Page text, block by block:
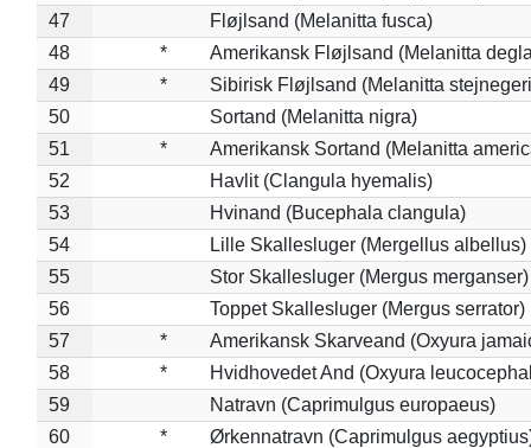
47
Fløjlsand (Melanitta fusca)
48
*
Amerikansk Fløjlsand (Melanitta
49
*
Sibirisk Fløjlsand (Melanitta
50
Sortand (Melanitta nigra)
51
*
Amerikansk Sortand (Melanitta
52
Havlit (Clangula hyemalis)
53
Hvinand (Bucephala clangula)
54
Lille Skallesluger (Mergellus albellus)
55
Stor Skallesluger (Mergus merganser)
56
Toppet Skallesluger (Mergus serrator)
57
*
Amerikansk Skarveand (Oxyura
58
*
Hvidhovedet And (Oxyura
59
Natravn (Caprimulgus europaeus)
60
*
Ørkennatravn (Caprimulgus